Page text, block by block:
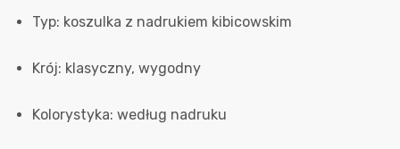
Typ: koszulka z nadrukiem kibicowskim
Krój: klasyczny, wygodny
Kolorystyka: według nadruku